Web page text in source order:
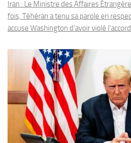
Iran : Le Ministre des Affaires
fois, Téhéran a tenu sa parole en
accuse Washington d’avoir violé